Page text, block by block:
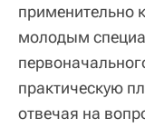
применительно
молодым
практическую
отвечая на